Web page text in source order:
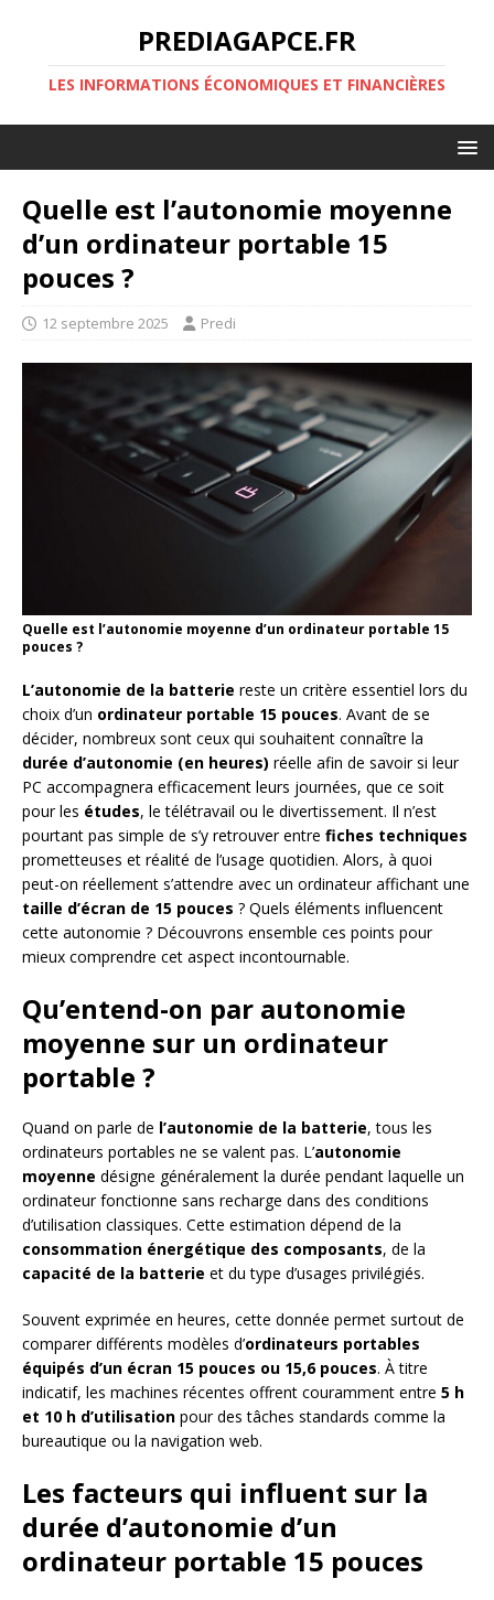
PREDIAGAPCE.FR
LES INFORMATIONS ÉCONOMIQUES ET FINANCIÈRES
Quelle est l’autonomie moyenne
d’un ordinateur portable 15
pouces ?
12 septembre 2025 Predi
Quelle est l’autonomie moyenne d’un ordinateur portable 15
pouces ?
L’autonomie de la batterie reste un critère essentiel lors du
choix d’un ordinateur portable 15 pouces. Avant de se
décider, nombreux sont ceux qui souhaitent connaître la
durée d’autonomie (en heures) réelle afin de savoir si leur
PC accompagnera efficacement leurs journées, que ce soit
pour les études, le télétravail ou le divertissement. Il n’est
pourtant pas simple de s’y retrouver entre fiches techniques
prometteuses et réalité de l’usage quotidien. Alors, à quoi
peut-on réellement s’attendre avec un ordinateur affichant une
taille d’écran de 15 pouces ? Quels éléments influencent
cette autonomie ? Découvrons ensemble ces points pour
mieux comprendre cet aspect incontournable.
Qu’entend-on par autonomie
moyenne sur un ordinateur
portable ?
Quand on parle de l’autonomie de la batterie, tous les
ordinateurs portables ne se valent pas. L’autonomie
moyenne désigne généralement la durée pendant laquelle un
ordinateur fonctionne sans recharge dans des conditions
d’utilisation classiques. Cette estimation dépend de la
consommation énergétique des composants, de la
capacité de la batterie et du type d’usages privilégiés.
Souvent exprimée en heures, cette donnée permet surtout de
comparer différents modèles d’ordinateurs portables
équipés d’un écran 15 pouces ou 15,6 pouces. À titre
indicatif, les machines récentes offrent couramment entre 5 h
et 10 h d’utilisation pour des tâches standards comme la
bureautique ou la navigation web.
Les facteurs qui influent sur la
durée d’autonomie d’un
ordinateur portable 15 pouces